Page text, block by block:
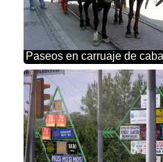
Paseos en carruaje de